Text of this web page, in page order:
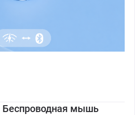
Беспроводная мышь